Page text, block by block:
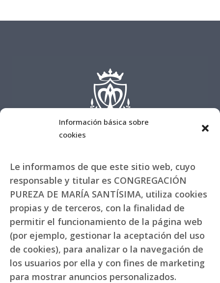
Información básica sobre
cookies
Le informamos de que este sitio web, cuyo
responsable y titular es CONGREGACIÓN
PUREZA DE MARÍA SANTÍSIMA, utiliza cookies
propias y de terceros, con la finalidad de
permitir el funcionamiento de la página web
(por ejemplo, gestionar la aceptación del uso
de cookies), para analizar o la navegación de
los usuarios por ella y con fines de marketing
para mostrar anuncios personalizados.